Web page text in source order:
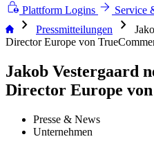
Plattform Logins Service
chevron_right Pressmitteilungen chevron_right
Director Europe von
Jakob Vestergaard
Director Europe
Presse & News
Unternehmen